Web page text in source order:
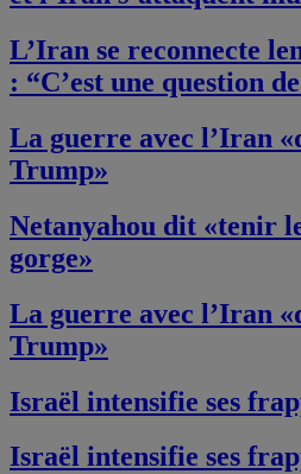
L’Iran se reconnecte
: “C’est une question
La guerre avec l’Iran
Trump»
Netanyahou dit «tenir
gorge»
La guerre avec l’Iran
Trump»
Israël intensifie ses
Israël intensifie ses